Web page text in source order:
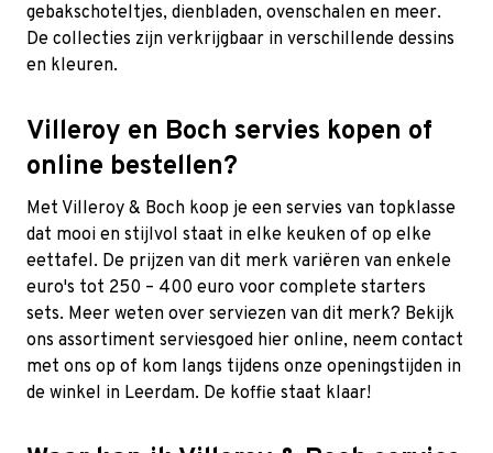
gebakschoteltjes, dienbladen, ovenschalen en meer.
De collecties zijn verkrijgbaar in verschillende dessins
en kleuren.
Villeroy en Boch servies kopen of
online bestellen?
Met Villeroy & Boch koop je een servies van topklasse
dat mooi en stijlvol staat in elke keuken of op elke
eettafel. De prijzen van dit merk variëren van enkele
euro's tot 250 – 400 euro voor complete starters
sets. Meer weten over serviezen van dit merk? Bekijk
ons assortiment serviesgoed hier online, neem contact
met ons op of kom langs tijdens onze openingstijden in
de winkel in Leerdam. De koffie staat klaar!